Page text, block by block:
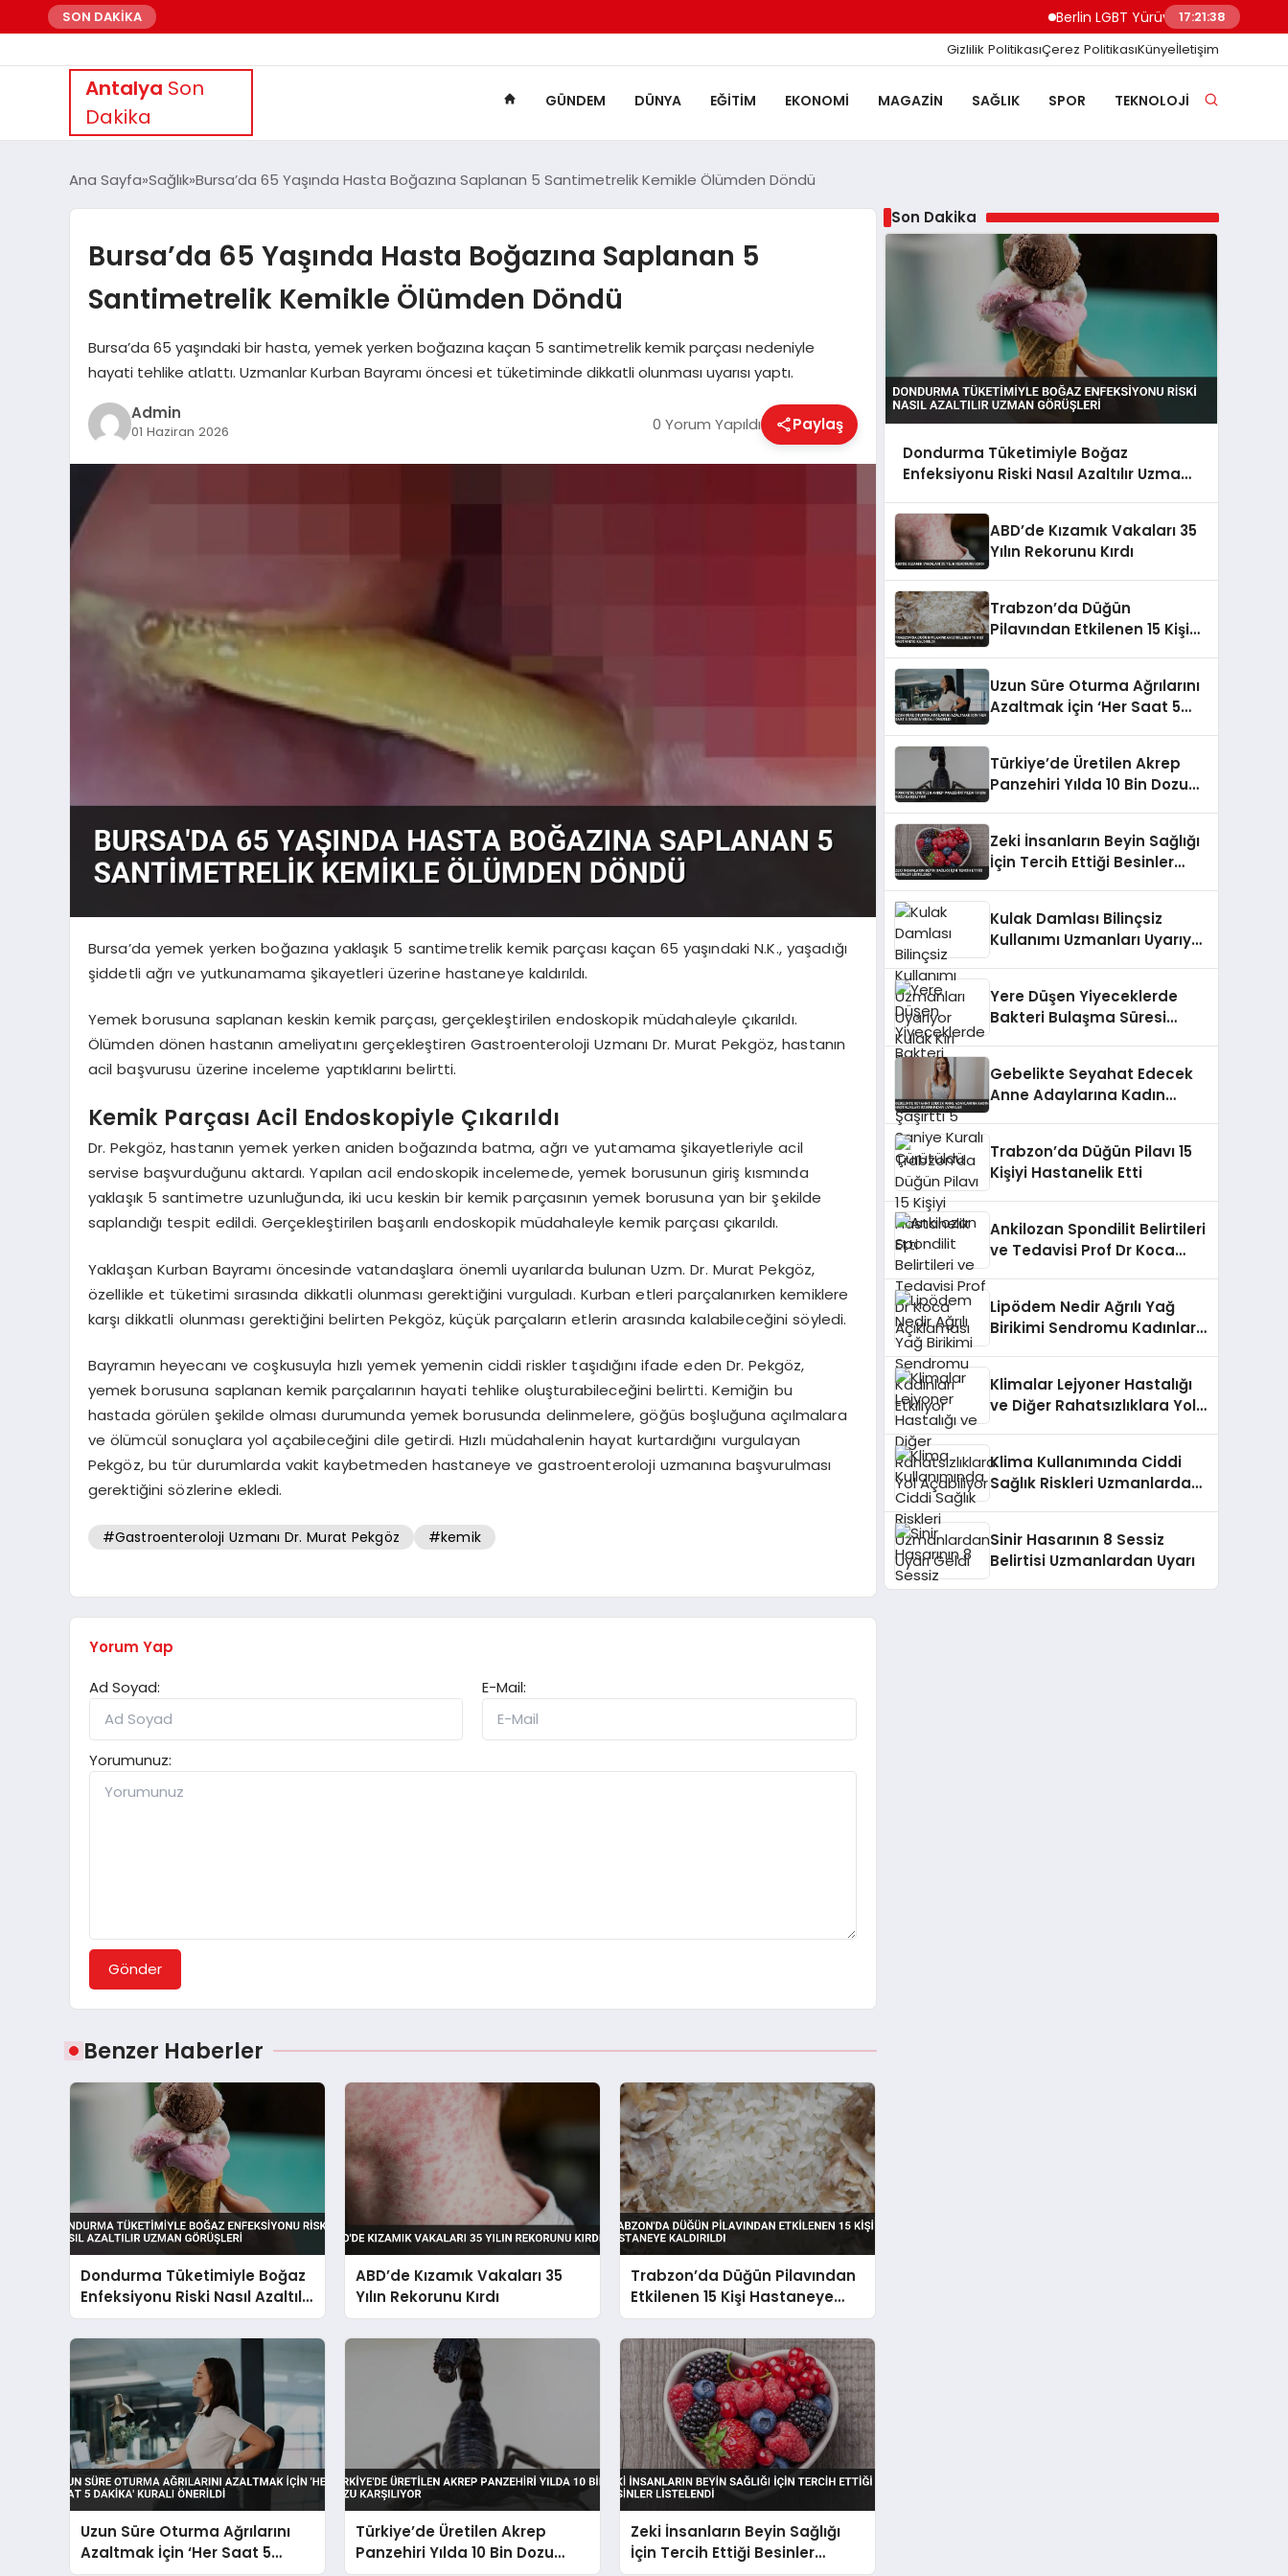
SON DAKİKA Berlin LGBT Yürüyüşünde Minibüs
17:21:39
Gizlilik PolitikasıÇerez PolitikasıKünyeİletişim
Antalya Son
Dakika
GÜNDEM DÜNYA EĞITIM EKONOMI MAGAZIN SAĞLIK SPOR TEKNOLOJI
Ana Sayfa Sağlık Bursa’da 65 Yaşında Hasta Boğazına Saplanan 5 Santimetrelik Kemikle Ölümden Döndü
Bursa’da 65 Yaşında Hasta Boğazına Saplanan 5
Santimetrelik Kemikle Ölümden Döndü
Bursa’da 65 yaşındaki bir hasta, yemek yerken boğazına kaçan 5 santimetrelik kemik parçası nedeniyle
hayati tehlike atlattı. Uzmanlar Kurban Bayramı öncesi et tüketiminde dikkatli olunması uyarısı yaptı.
Admin
01 Haziran 2026 0 Yorum Yapıldı Paylaş
Bursa’da yemek yerken boğazına yaklaşık 5 santimetrelik kemik parçası kaçan 65 yaşındaki N.K., yaşadığı
şiddetli ağrı ve yutkunamama şikayetleri üzerine hastaneye kaldırıldı.
Yemek borusuna saplanan keskin kemik parçası, gerçekleştirilen endoskopik müdahaleyle çıkarıldı.
Ölümden dönen hastanın ameliyatını gerçekleştiren Gastroenteroloji Uzmanı Dr. Murat Pekgöz, hastanın
acil başvurusu üzerine inceleme yaptıklarını belirtti.
Kemik Parçası Acil Endoskopiyle Çıkarıldı
Dr. Pekgöz, hastanın yemek yerken aniden boğazında batma, ağrı ve yutamama şikayetleriyle acil
servise başvurduğunu aktardı. Yapılan acil endoskopik incelemede, yemek borusunun giriş kısmında
yaklaşık 5 santimetre uzunluğunda, iki ucu keskin bir kemik parçasının yemek borusuna yan bir şekilde
saplandığı tespit edildi. Gerçekleştirilen başarılı endoskopik müdahaleyle kemik parçası çıkarıldı.
Yaklaşan Kurban Bayramı öncesinde vatandaşlara önemli uyarılarda bulunan Uzm. Dr. Murat Pekgöz,
özellikle et tüketimi sırasında dikkatli olunması gerektiğini vurguladı. Kurban etleri parçalanırken kemiklere
karşı dikkatli olunması gerektiğini belirten Pekgöz, küçük parçaların etlerin arasında kalabileceğini söyledi.
Bayramın heyecanı ve coşkusuyla hızlı yemek yemenin ciddi riskler taşıdığını ifade eden Dr. Pekgöz,
yemek borusuna saplanan kemik parçalarının hayati tehlike oluşturabileceğini belirtti. Kemiğin bu
hastada görülen şekilde olması durumunda yemek borusunda delinmelere, göğüs boşluğuna açılmalara
ve ölümcül sonuçlara yol açabileceğini dile getirdi. Hızlı müdahalenin hayat kurtardığını vurgulayan
Pekgöz, bu tür durumlarda vakit kaybetmeden hastaneye ve gastroenteroloji uzmanına başvurulması
gerektiğini sözlerine ekledi.
#Gastroenteroloji Uzmanı Dr. Murat Pekgöz #kemik
Yorum Yap
Ad Soyad:
E-Mail:
Yorumunuz:
Gönder
Benzer Haberler
Dondurma Tüketimiyle Boğaz
Enfeksiyonu Riski Nasıl Azaltılır
Uzman Görüşleri
ABD’de Kızamık Vakaları 35
Yılın Rekorunu Kırdı
Trabzon’da Düğün Pilavından
Etkilenen 15 Kişi Hastaneye
Kaldırıldı
Uzun Süre Oturma Ağrılarını
Azaltmak İçin ‘Her Saat 5
Türkiye’de Üretilen Akrep
Panzehiri Yılda 10 Bin Dozu
Zeki İnsanların Beyin Sağlığı
İçin Tercih Ettiği Besinler
Son Dakika
Dondurma Tüketimiyle Boğaz
Enfeksiyonu Riski Nasıl Azaltılır Uzman
ABD’de Kızamık Vakaları 35
Yılın Rekorunu Kırdı
Trabzon’da Düğün
Pilavından Etkilenen 15 Kişi
Uzun Süre Oturma Ağrılarını
Azaltmak İçin ‘Her Saat 5
Türkiye’de Üretilen Akrep
Panzehiri Yılda 10 Bin Dozu
Zeki İnsanların Beyin Sağlığı
İçin Tercih Ettiği Besinler
Kulak Damlası Bilinçsiz
Kullanımı Uzmanları Uyarıyor
Yere Düşen Yiyeceklerde
Bakteri Bulaşma Süresi
Gebelikte Seyahat Edecek
Anne Adaylarına Kadın
Trabzon’da Düğün Pilavı 15
Kişiyi Hastanelik Etti
Ankilozan Spondilit Belirtileri
ve Tedavisi Prof Dr Koca
Lipödem Nedir Ağrılı Yağ
Birikimi Sendromu Kadınları
Klimalar Lejyoner Hastalığı
ve Diğer Rahatsızlıklara Yol
Klima Kullanımında Ciddi
Sağlık Riskleri Uzmanlardan
Sinir Hasarının 8 Sessiz
Belirtisi Uzmanlardan Uyarı